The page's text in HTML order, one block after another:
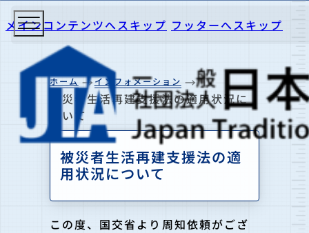
メインコンテンツへスキップ フッターへスキップ
ホーム インフォメーション
被災者生活再建支援法の適用状況に
ついて
被災者生活再建支援法の適
用状況について
この度、国交省より周知依頼がござ